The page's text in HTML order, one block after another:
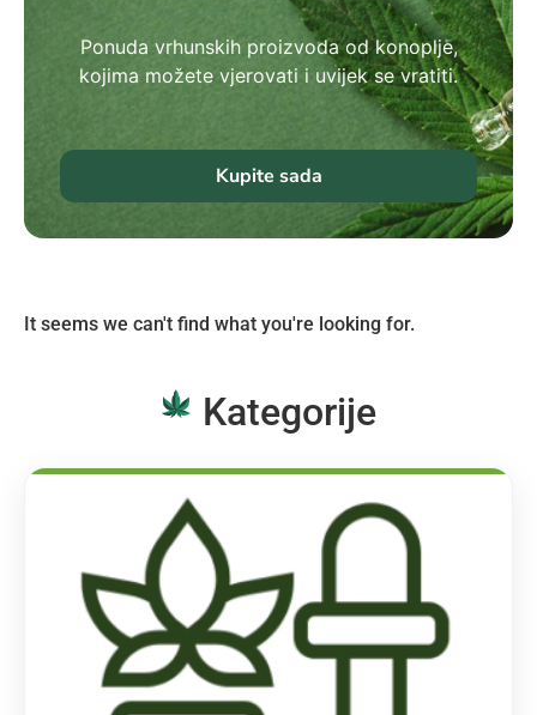
Ponuda vrhunskih proizvoda od konoplje,
kojima možete vjerovati i uvijek se vratiti.
Kupite sada
It seems we can't find what you're looking for.
Kategorije